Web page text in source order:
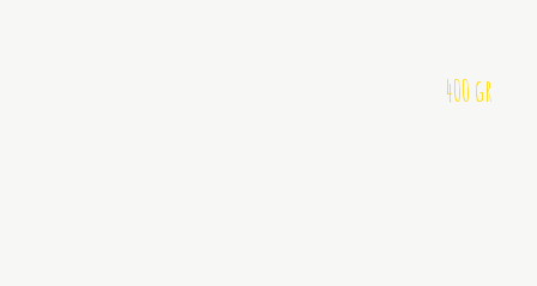
400 gr